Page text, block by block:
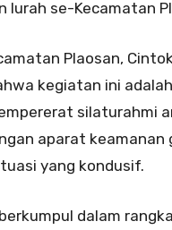
lurah se-Kecamatan
Plaosan,
kegiatan ini
silaturahmi
aparat keamanan
yang kondusif.
dalam rangka